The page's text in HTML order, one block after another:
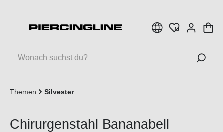
Themen Silvester
Chirurgenstahl Bananabell